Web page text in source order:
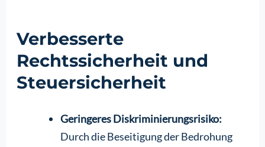
Verbesserte
Rechtssicherheit und
Steuersicherheit
Geringeres Diskriminierungsrisiko:
Durch die Beseitigung der Bedrohung